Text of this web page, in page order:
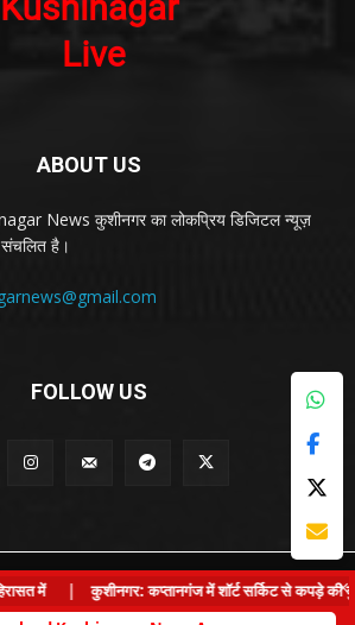
ABOUT US
News कुशीनगर का लोकप्रिय डिजिटल न्यूज़
संचलित है।
FOLLOW US
×
में |
कुशीनगर: कप्तानगंज में शॉर्ट सर्किट से कपड़े की